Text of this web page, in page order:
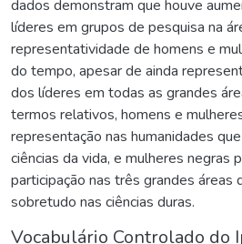
dados demonstram que houve
líderes em grupos de pesquisa na
representatividade de homens e
do tempo, apesar de ainda
dos líderes em todas as grandes
termos relativos, homens e
representação nas humanidades
ciências da vida, e mulheres negras
participação nas três grandes áreas
sobretudo nas ciências duras.
Vocabulário Controlado do